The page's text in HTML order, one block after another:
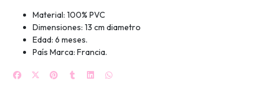
Material: 100% PVC
Dimensiones: 13 cm diametro
Edad: 6 meses.
País Marca: Francia.